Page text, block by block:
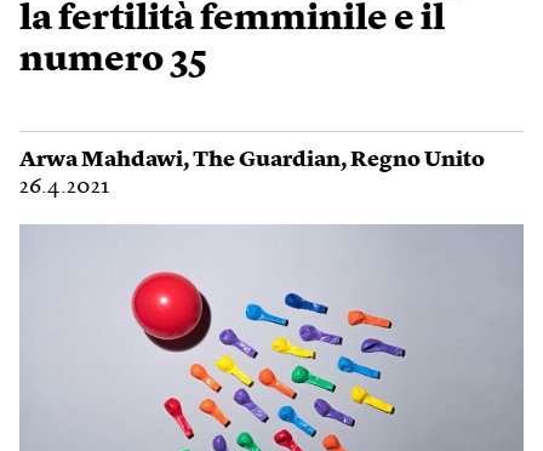
la fertilità femminile e il
numero 35
Arwa Mahdawi,The Guardian,Regno Unito
26.4.2021